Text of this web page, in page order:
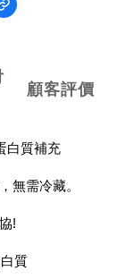
顧客評價
白質補充
無需冷藏。
!
質